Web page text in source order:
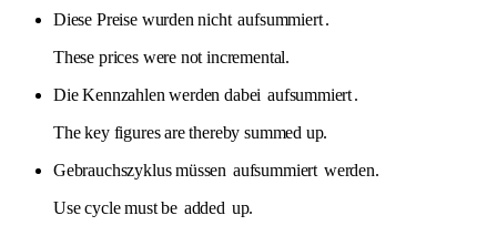
Diese Preise wurden nicht aufsummiert .
These prices were not incremental.
Die Kennzahlen werden dabei aufsummiert.
The key figures are thereby summed up.
Gebrauchszyklus müssen aufsummiert werden.
Use cycle must be added up.